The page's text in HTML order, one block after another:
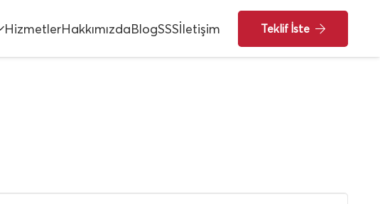
HizmetlerHakkımızdaBlogSSSİletişim Teklif İste